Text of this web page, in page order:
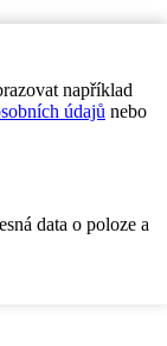
například
údajů nebo
data o poloze a